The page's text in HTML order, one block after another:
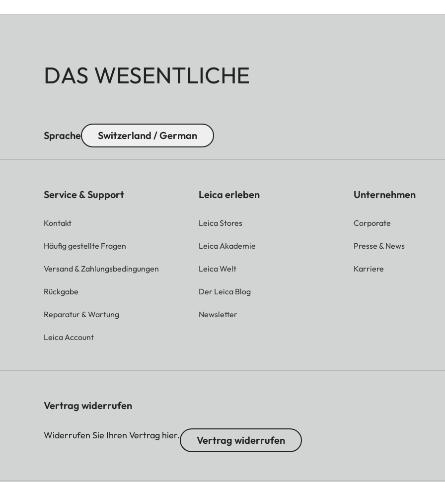
DAS WESENTLICHE
Sprache Switzerland / German
Service & Support
Kontakt
Häufig gestellte Fragen
Versand & Zahlungsbedingungen
Rückgabe
Reparatur & Wartung
Leica Account
Leica erleben
Leica Stores
Leica Akademie
Leica Welt
Der Leica Blog
Newsletter
Unternehmen
Corporate
Presse & News
Karriere
Vertrag widerrufen
Widerrufen Sie Ihren Vertrag hier. Vertrag widerrufen